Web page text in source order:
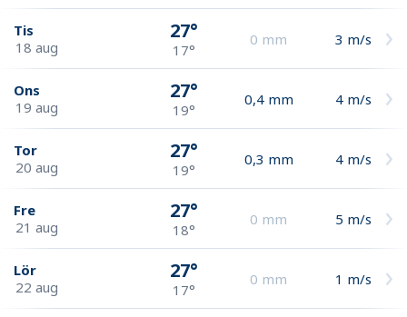
Tis
18 aug
27°
17°
0 mm 3 m/s
Ons
19 aug
27°
19°
0,4 mm 4 m/s
Tor
20 aug
27°
19°
0,3 mm 4 m/s
Fre
21 aug
27°
18°
0 mm 5 m/s
Lör
22 aug
27°
17°
0 mm 1 m/s